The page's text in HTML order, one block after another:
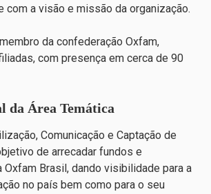
com a visão e missão da organização.
da confederação Oxfam,
com presença em cerca de 90
da Área Temática
Comunicação e Captação de
de arrecadar fundos e
Oxfam Brasil, dando visibilidade para a
no país bem como para o seu